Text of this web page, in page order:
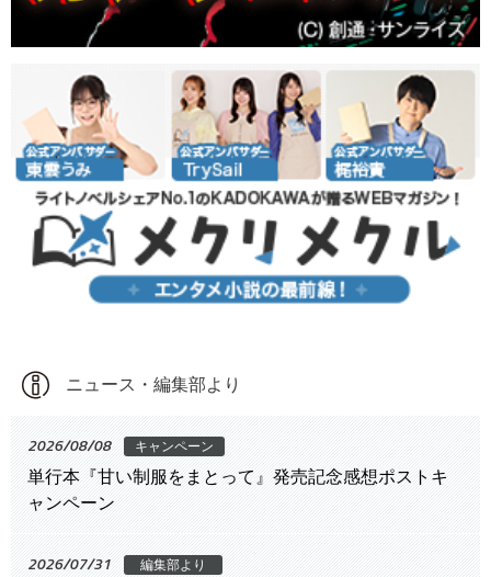
ニュース・編集部より
2026/08/08 キャンペーン
単行本『甘い制服をまとって』発売記念感想ポストキ
ャンペーン
2026/07/31 編集部より